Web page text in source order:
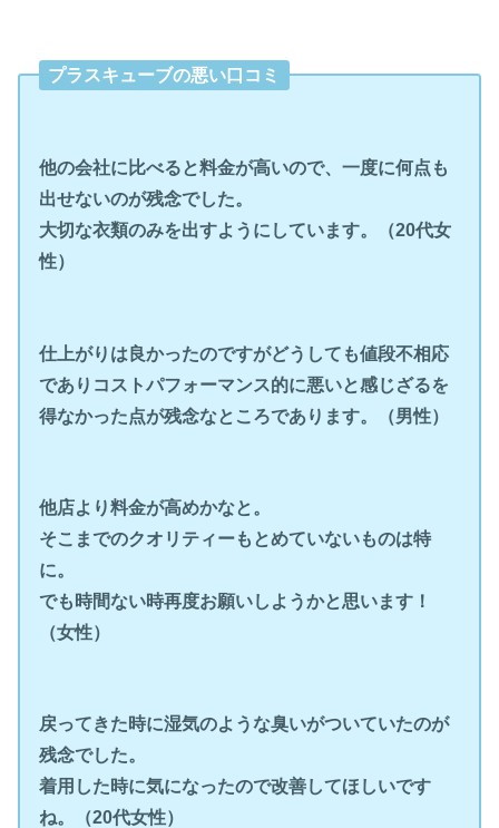
プラスキューブの悪い口コミ
他の会社に比べると料金が高いので、一度に何点も
出せないのが残念でした。
大切な衣類のみを出すようにしています。（20代女
性）
仕上がりは良かったのですがどうしても値段不相応
でありコストパフォーマンス的に悪いと感じざるを
得なかった点が残念なところであります。（男性）
他店より料金が高めかなと。
そこまでのクオリティーもとめていないものは特
に。
でも時間ない時再度お願いしようかと思います！
（女性）
戻ってきた時に湿気のような臭いがついていたのが
残念でした。
着用した時に気になったので改善してほしいです
ね。（20代女性）